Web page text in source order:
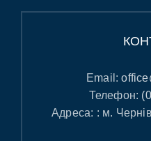
Email:
Телефон:
Адреса: : м.